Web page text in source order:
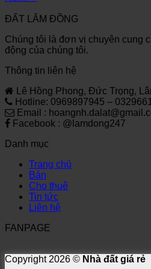
ĐẤT LÂM ĐỒNG
Chúng tôi là đơn vị chuyên cung
động của chúng tôi.
Thông tin liên hệ
Lê Hồng Phong, Đức Trọng,
Hotline: 0969897945 –
Email :
Facebook : @lamdong247
Danh mục
Trang chủ
Bán
Cho thuê
Tin tức
Liên hệ
FANPAGE
Copyright 2026 © Nhà đất giá rẻ